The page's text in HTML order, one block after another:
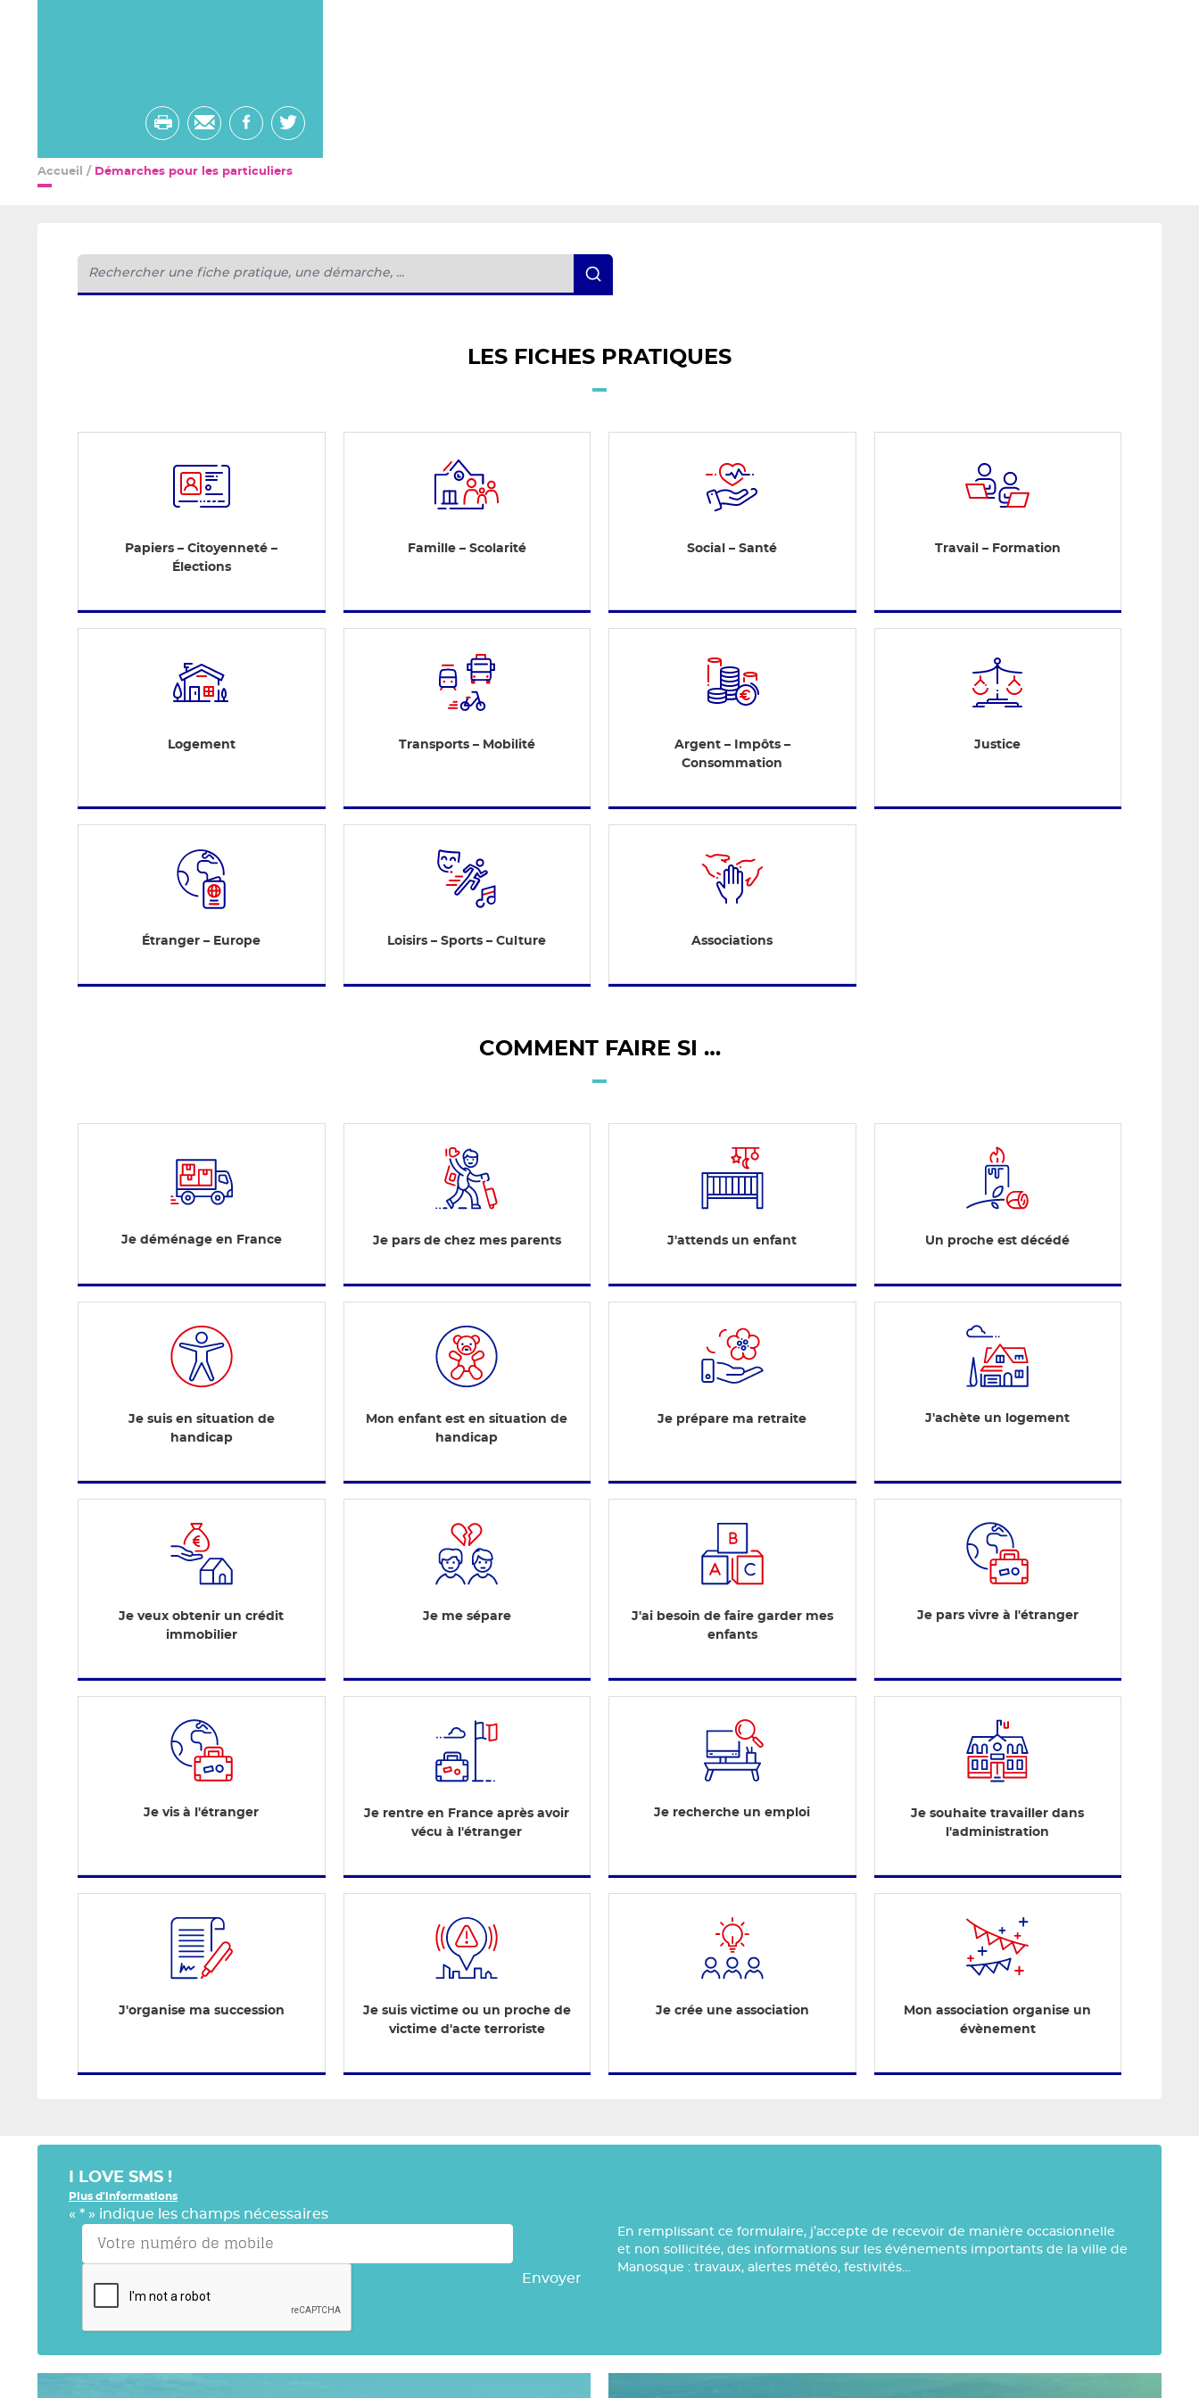
ImprimerEnvoyer
par
Partager
sur
Partager
sur
Accueil / Démarches pour les particuliers
LES FICHES PRATIQUES
Papiers – Citoyenneté –
Élections
Famille – Scolarité Social – Santé Travail – Formation
Logement Transports – Mobilité
Argent – Impôts –
Consommation
Justice
Étranger – Europe Loisirs – Sports – Culture Associations
COMMENT FAIRE SI …
Je déménage en France Je pars de chez mes parents J'attends un enfant Un proche est décédé
Je suis en situation de
handicap
Mon enfant est en situation de
handicap
Je prépare ma retraite J'achète un logement
Je veux obtenir un crédit
immobilier
Je me sépare
J'ai besoin de faire garder mes
enfants
Je pars vivre à l'étranger
Je vis à l'étranger
Je rentre en France après avoir
vécu à l'étranger
Je recherche un emploi
Je souhaite travailler dans
l'administration
J'organise ma succession
Je suis victime ou un proche de
victime d'acte terroriste
Je crée une association
Mon association organise un
évènement
I LOVE SMS !
Plus d'informations
« * » indique les champs nécessaires
Envoyer
En remplissant ce formulaire, j’accepte de recevoir de manière occasionnelle
et non sollicitée, des informations sur les événements importants de la ville de
Manosque : travaux, alertes météo, festivités…